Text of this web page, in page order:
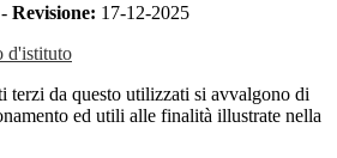
Revisione: 17-12-2025
d'istituto
terzi da questo utilizzati si avvalgono di
ed utili alle finalità illustrate nella